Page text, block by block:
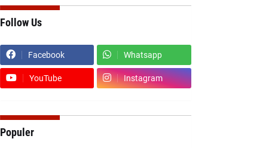
Follow Us
Facebook Whatsapp
YouTube Instagram
Populer